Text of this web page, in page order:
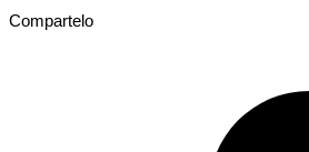
Compartelo